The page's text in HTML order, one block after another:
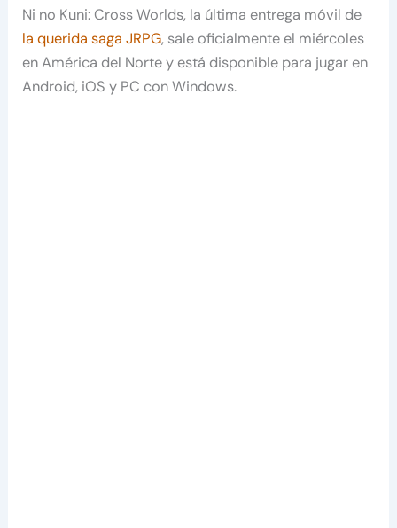
Ni no Kuni: Cross Worlds, la última entrega móvil de
la querida saga JRPG, sale oficialmente el miércoles
en América del Norte y está disponible para jugar en
Android, iOS y PC con Windows.